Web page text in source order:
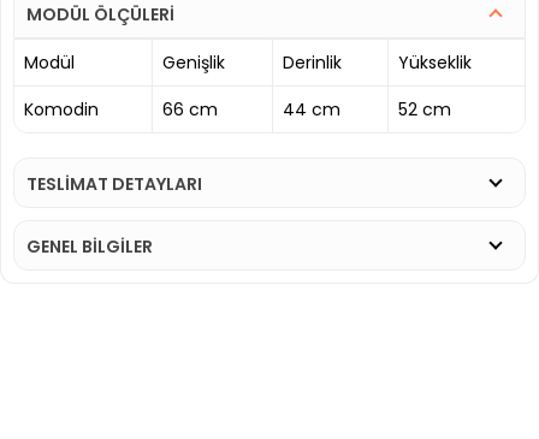
MODÜL ÖLÇÜLERİ
Modül
Genişlik Derinlik
Yükseklik
Komodin
66 cm 44 cm 52 cm
TESLİMAT DETAYLARI
GENEL BİLGİLER